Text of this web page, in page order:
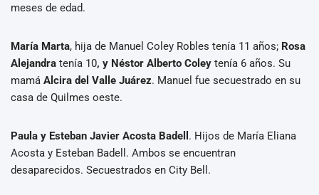
meses de edad.
María Marta, hija de Manuel Coley Robles tenía 11 años; Rosa
Alejandra tenía 10, y Néstor Alberto Coley tenía 6 años. Su
mamá Alcira del Valle Juárez. Manuel fue secuestrado en su
casa de Quilmes oeste.
Paula y Esteban Javier Acosta Badell . Hijos de María Eliana
Acosta y Esteban Badell. Ambos se encuentran
desaparecidos. Secuestrados en City Bell.